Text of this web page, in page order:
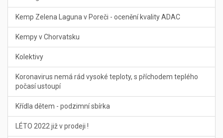
Kemp Zelena Laguna v Poreči - ocenění kvality ADAC
Kempy v Chorvatsku
Kolektivy
Koronavirus nemá rád vysoké teploty, s příchodem teplého
počasí ustoupí
Křídla dětem - podzimní sbírka
LÉTO 2022 již v prodeji !